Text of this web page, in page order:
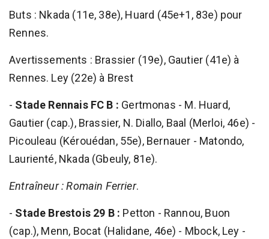
Buts : Nkada (11e, 38e), Huard (45e+1, 83e) pour
Rennes.
Avertissements : Brassier (19e), Gautier (41e) à
Rennes. Ley (22e) à Brest
- Stade Rennais FC B : Gertmonas - M. Huard,
Gautier (cap.), Brassier, N. Diallo, Baal (Merloi, 46e) -
Picouleau (Kérouédan, 55e), Bernauer - Matondo,
Laurienté, Nkada (Gbeuly, 81e).
Entraîneur : Romain Ferrier.
- Stade Brestois 29 B : Petton - Rannou, Buon
(cap.), Menn, Bocat (Halidane, 46e) - Mbock, Ley -